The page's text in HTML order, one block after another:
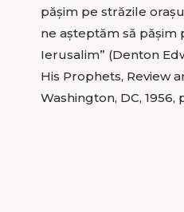
păşim pe străzile
ne aşteptăm să păşim
Ierusalim” (Denton
His Prophets, Review
Washington, DC, 1956,